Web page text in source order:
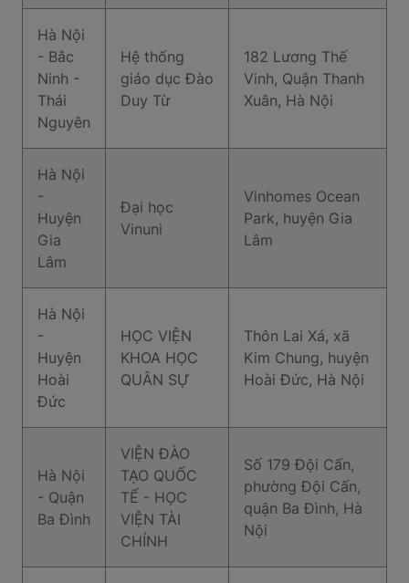
Hà Nội
- Bắc
Ninh -
Thái
Nguyên
Hệ thống
giáo dục Đào
Duy Từ
182 Lương Thế
Vinh, Quận Thanh
Xuân, Hà Nội
Hà Nội
-
Huyện
Gia
Lâm
Đại học
Vinuni
Vinhomes Ocean
Park, huyện Gia
Lâm
Hà Nội
-
Huyện
Hoài
Đức
HỌC VIỆN
KHOA HỌC
QUÂN SỰ
Thôn Lai Xá, xã
Kim Chung, huyện
Hoài Đức, Hà Nội
Hà Nội
- Quận
Ba Đình
VIỆN ĐÀO
TẠO QUỐC
TẾ - HỌC
VIỆN TÀI
CHÍNH
Số 179 Đội Cấn,
phường Đội Cấn,
quận Ba Đình, Hà
Nội